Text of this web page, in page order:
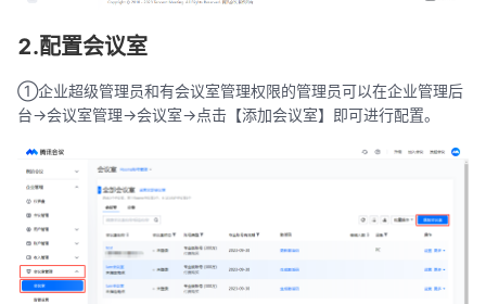
2.配置会议室
①企业超级管理员和有会议室管理权限的管理员可以在企业管理后
台->会议室管理->会议室->点击【添加会议室】即可进行配置。